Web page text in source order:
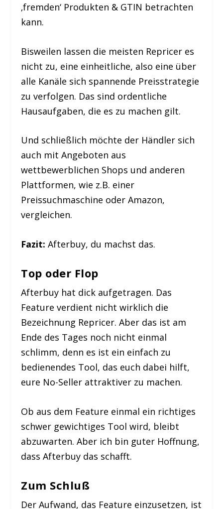
‚fremden‘ Produkten & GTIN betrachten
kann.
Bisweilen lassen die meisten Repricer es
nicht zu, eine einheitliche, also eine über
alle Kanäle sich spannende Preisstrategie
zu verfolgen. Das sind ordentliche
Hausaufgaben, die es zu machen gilt.
Und schließlich möchte der Händler sich
auch mit Angeboten aus
wettbewerblichen Shops und anderen
Plattformen, wie z.B. einer
Preissuchmaschine oder Amazon,
vergleichen.
Fazit: Afterbuy, du machst das.
Top oder Flop
Afterbuy hat dick aufgetragen. Das
Feature verdient nicht wirklich die
Bezeichnung Repricer. Aber das ist am
Ende des Tages noch nicht einmal
schlimm, denn es ist ein einfach zu
bedienendes Tool, das euch dabei hilft,
eure No-Seller attraktiver zu machen.
Ob aus dem Feature einmal ein richtiges
schwer gewichtiges Tool wird, bleibt
abzuwarten. Aber ich bin guter Hoffnung,
dass Afterbuy das schafft.
Zum Schluß
Der Aufwand, das Feature einzusetzen, ist